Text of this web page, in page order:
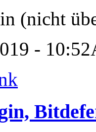
(nicht
-